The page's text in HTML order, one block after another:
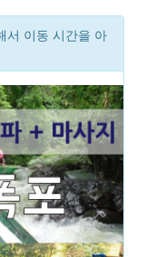
서 이동 시간을 아